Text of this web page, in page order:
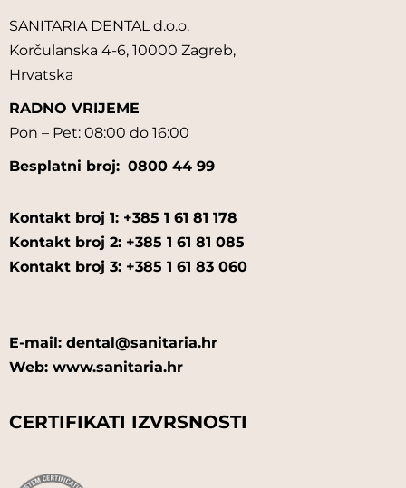
SANITARIA DENTAL d.o.o.
Korčulanska 4-6, 10000 Zagreb,
Hrvatska
RADNO VRIJEME
Pon – Pet: 08:00 do 16:00
Besplatni broj: 0800 44 99
Kontakt broj 1: +385 1 61 81 178
Kontakt broj 2: +385 1 61 81 085
Kontakt broj 3: +385 1 61 83 060
E-mail: dental@sanitaria.hr
Web: www.sanitaria.hr
CERTIFIKATI IZVRSNOSTI